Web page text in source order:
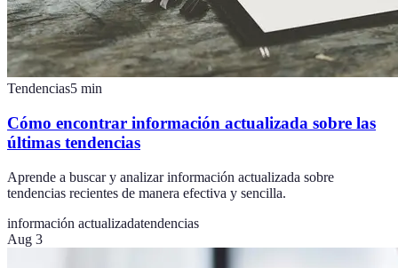
Tendencias5 min
Cómo encontrar información actualizada sobre las
últimas tendencias
Aprende a buscar y analizar información actualizada sobre
tendencias recientes de manera efectiva y sencilla.
información actualizadatendencias
Aug 3